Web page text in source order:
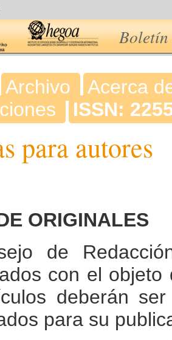
Boletín
Archivo
Acerca
ISSN:
para autores
ORIGINALES
de
con el
deberán
para su